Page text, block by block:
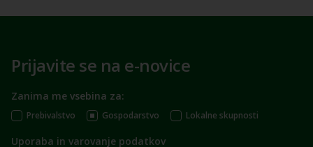
Prijavite se na e-novice
Zanima me vsebina za:
Prebivalstvo Gospodarstvo Lokalne skupnosti
Uporaba in varovanje podatkov